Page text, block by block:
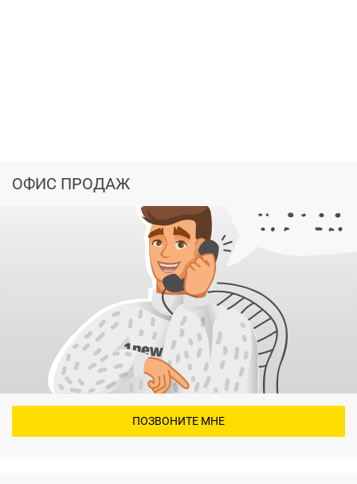
ОФИС ПРОДАЖ
ПОЗВОНИТЕ МНЕ